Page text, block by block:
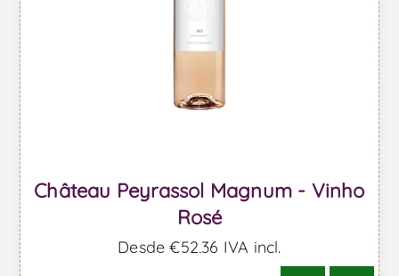
Château Peyrassol Magnum - Vinho
Rosé
Desde €52,36 IVA incl.